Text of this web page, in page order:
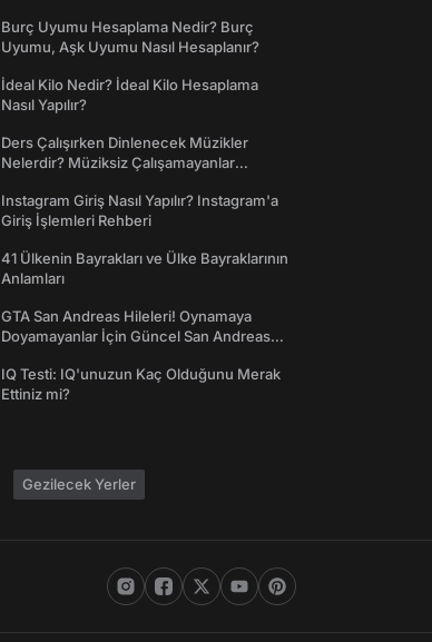
Burç Uyumu Hesaplama Nedir? Burç
Uyumu, Aşk Uyumu Nasıl Hesaplanır?
İdeal Kilo Nedir? İdeal Kilo Hesaplama
Nasıl Yapılır?
Ders Çalışırken Dinlenecek Müzikler
Nelerdir? Müziksiz Çalışamayanlar
Instagram Giriş Nasıl Yapılır? Instagram'a
Giriş İşlemleri Rehberi
41 Ülkenin Bayrakları ve Ülke Bayraklarının
Anlamları
GTA San Andreas Hileleri! Oynamaya
Doyamayanlar İçin Güncel San Andreas
IQ Testi: IQ'unuzun Kaç Olduğunu Merak
Ettiniz mi?
Gezilecek Yerler